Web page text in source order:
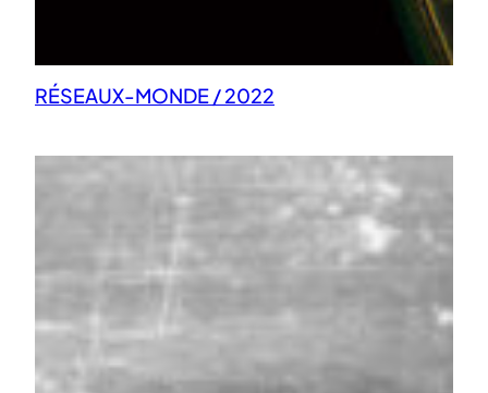
RÉSEAUX-MONDE / 2022